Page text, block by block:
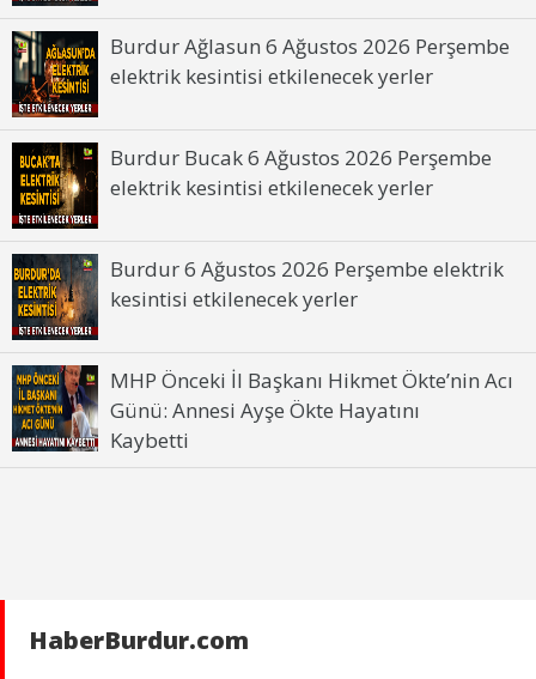
Burdur Ağlasun 6 Ağustos 2026 Perşembe
elektrik kesintisi etkilenecek yerler
Burdur Bucak 6 Ağustos 2026 Perşembe
elektrik kesintisi etkilenecek yerler
Burdur 6 Ağustos 2026 Perşembe elektrik
kesintisi etkilenecek yerler
MHP Önceki İl Başkanı Hikmet Ökte’nin Acı
Günü: Annesi Ayşe Ökte Hayatını
Kaybetti
HaberBurdur.com